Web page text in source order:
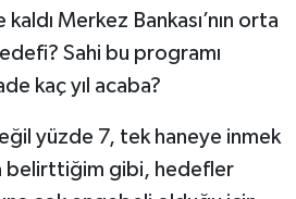
Merkez Bankası’nın orta
Sahi bu programı
kaç yıl acaba?
yüzde 7, tek haneye inmek
belirttiğim gibi, hedefler